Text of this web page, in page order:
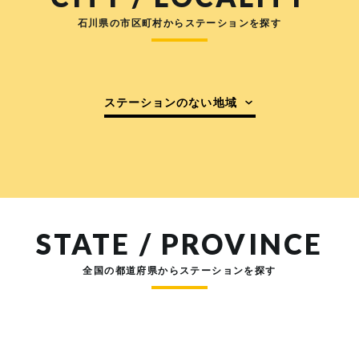
石川県の市区町村からステーションを探す
ステーションのない地域
STATE / PROVINCE
全国の都道府県からステーションを探す